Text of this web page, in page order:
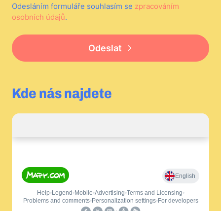
Odesláním formuláře souhlasím se zpracováním
osobních údajů.
Odeslat
Kde nás najdete